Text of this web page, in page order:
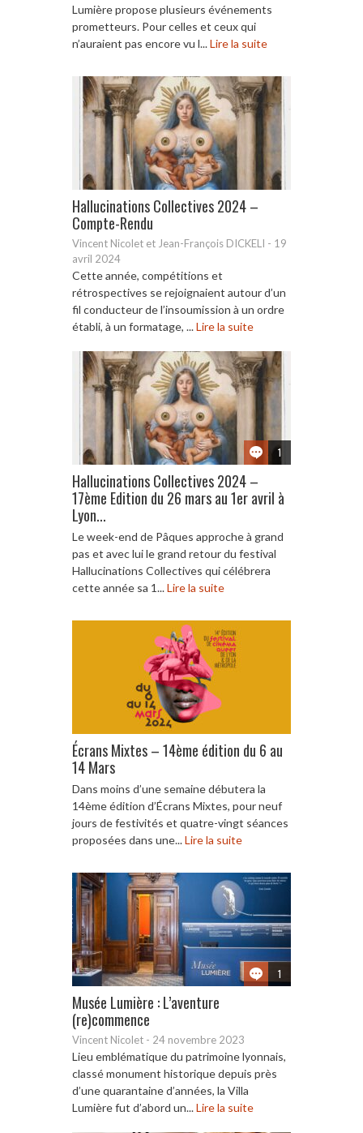
Lumière propose plusieurs événements
prometteurs. Pour celles et ceux qui
n’auraient pas encore vu l...Lire la suite
Hallucinations Collectives 2024 –
Compte-Rendu
Vincent Nicolet et Jean-François DICKELI - 19
avril 2024
Cette année, compétitions et
rétrospectives se rejoignaient autour d’un
fil conducteur de l’insoumission à un ordre
établi, à un formatage, ...Lire la suite
1
Hallucinations Collectives 2024 –
17ème Edition du 26 mars au 1er avril à
Lyon...
Le week-end de Pâques approche à grand
pas et avec lui le grand retour du festival
Hallucinations Collectives qui célébrera
cette année sa 1...Lire la suite
Écrans Mixtes – 14ème édition du 6 au
14 Mars
Dans moins d’une semaine débutera la
14ème édition d’Écrans Mixtes, pour neuf
jours de festivités et quatre-vingt séances
proposées dans une...Lire la suite
1
Musée Lumière : L’aventure
(re)commence
Vincent Nicolet - 24 novembre 2023
Lieu emblématique du patrimoine lyonnais,
classé monument historique depuis près
d’une quarantaine d’années, la Villa
Lumière fut d’abord un...Lire la suite